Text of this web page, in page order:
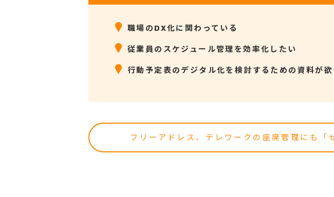
職場のDX化に関わっている
従業員のスケジュール管理を効率化したい
行動予定表のデジタル化を検討するための資料が欲
フリーアドレス、テレワークの座席管理にも「